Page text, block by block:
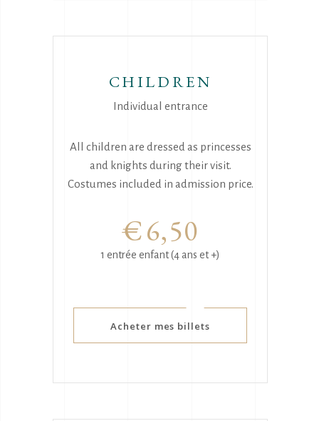
CHILDREN
Individual entrance
All children are dressed as princesses
and knights during their visit.
Costumes included in admission price.
€6,50
1 entrée enfant (4 ans et +)
Acheter mes billets